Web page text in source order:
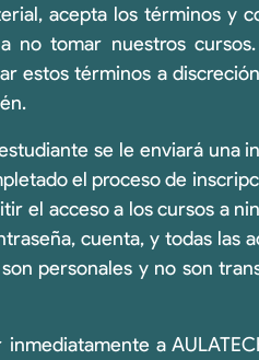
acepta los términos y
no tomar nuestros
estos términos a
se le enviará una
el proceso de
el acceso a los cursos a
cuenta, y todas las
personales y no son
a